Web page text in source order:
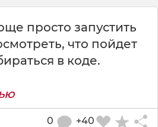
просто запустить
что пойдет
в коде.
+40
0